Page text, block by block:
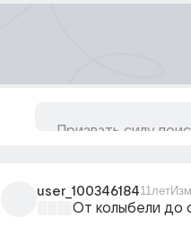
user_10034618411лет
От колыбели до